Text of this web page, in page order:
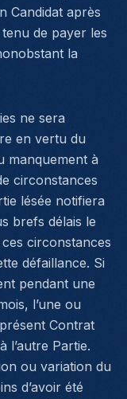
Candidat après
de payer les
la
ne sera
en vertu du
manquement à
circonstances
lésée notifiera
brefs délais le
circonstances
défaillance. Si
pendant une
l’une ou
Contrat
l’autre Partie.
ou variation du
d’avoir été